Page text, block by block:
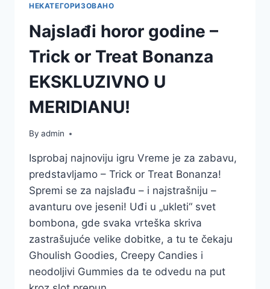
НЕКАТЕГОРИЗОВАНО
Najslađi horor godine –
Trick or Treat Bonanza
EKSKLUZIVNO U
MERIDIANU!
By admin
Isprobaj najnoviju igru Vreme je za zabavu,
predstavljamo – Trick or Treat Bonanza!
Spremi se za najslađu – i najstrašniju –
avanturu ove jeseni! Uđi u „ukleti“ svet
bombona, gde svaka vrteška skriva
zastrašujuće velike dobitke, a tu te čekaju
Ghoulish Goodies, Creepy Candies i
neodoljivi Gummies da te odvedu na put